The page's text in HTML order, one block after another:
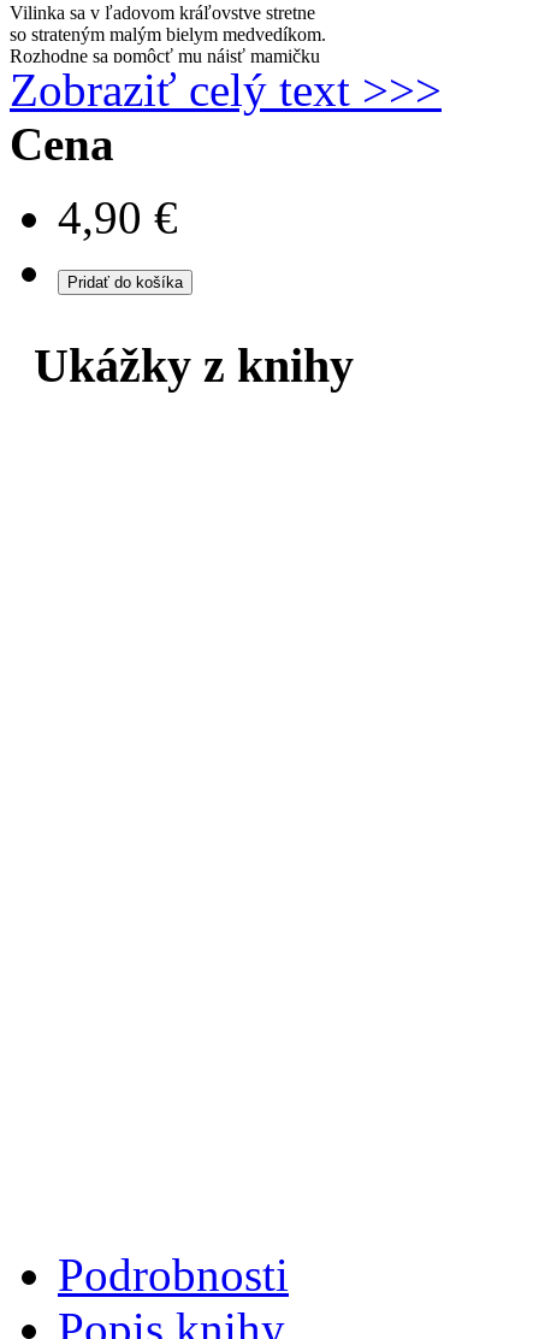
Vilinka sa v ľadovom kráľovstve stretne
so strateným malým bielym medvedíkom.
Rozhodne sa pomôcť mu nájsť mamičku
a cestou stretnú polárnu líšku,
ktorá im porozpráva o kamarátstve.
Spolu prejdú tichou ľadovou jaskyňou
a príbeh sa končí bezpečným návratom domov.
Rozprávka je napísaná pokojne a láskavo,
vhodná na čítanie pred spaním.
Pre deti približne od 2 do 6 rokov.
Zobraziť celý text >>>
Cena
4,90 €
Ukážky z knihy
Podrobnosti